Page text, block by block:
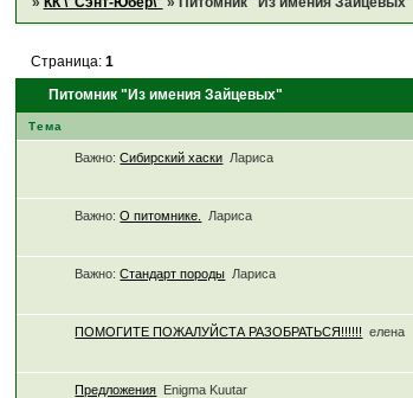
Питомник "Из имения Зайцевых"
Страница: 1
Тема
Важно: Сибирский хаски Лариса
Важно: О питомнике.
Лариса
Важно: Стандарт породы Лариса
ПОМОГИТЕ ПОЖАЛУЙСТА РАЗОБРАТЬСЯ!!!!!!
елена
Предложения Enigma Kuutar